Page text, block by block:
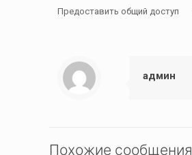
Предоставить общий доступ
админ
Похожие сообщения